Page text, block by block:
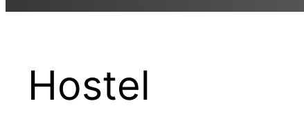
Hostel